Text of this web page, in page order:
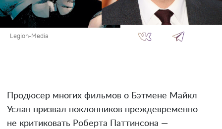
Legion-Media
Продюсер многих фильмов о Бэтмене Майкл
Услан призвал поклонников преждевременно
не критиковать Роберта Паттинсона —